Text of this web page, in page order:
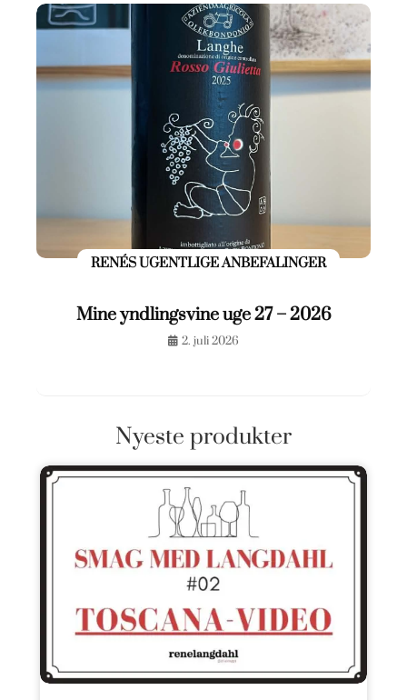
RENÉS UGENTLIGE ANBEFALINGER
Mine yndlingsvine uge 27 – 2026
2. juli 2026
Nyeste produkter